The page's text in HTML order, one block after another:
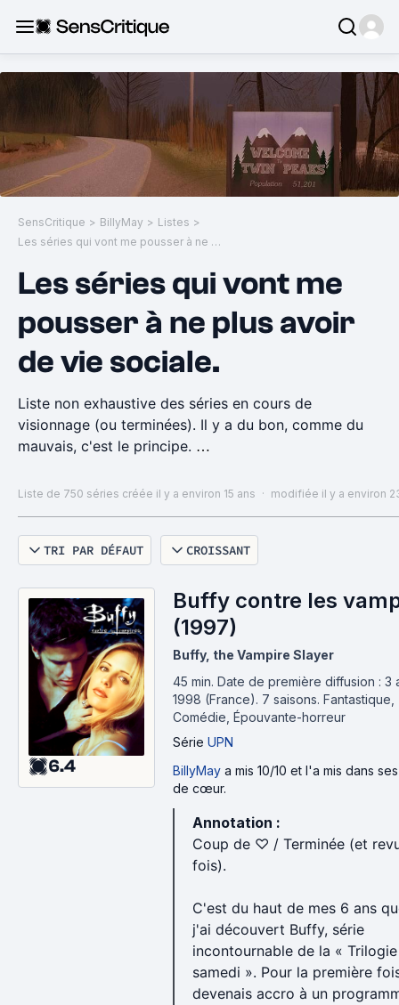
SensCritique > BillyMay > Listes >
Les séries qui vont me pousser à ne plus avoir de vie sociale.
Les séries qui vont me
pousser à ne plus avoir
de vie sociale.
Liste non exhaustive des séries en cours de
visionnage (ou terminées). Il y a du bon, comme du
mauvais, c'est le principe.
parfois vous sauver la vie. Surtout si elle vous
Liste de 750 séries créée il y a environ 15 ans · modifiée il y a environ
TRI PAR DÉFAUT CROISSANT
6.4
Buffy contre les
(1997)
Buffy, the Vampire Slayer
45 min. Date de première diffusion : 3
1998 (France). 7 saisons. Fantastique,
Comédie, Épouvante-horreur
Série UPN
BillyMay a mis 10/10 et l'a mis dans
de cœur.
Annotation :
Coup de ♡ / Terminée (et
fois).
C'est du haut de mes 6 ans
j'ai découvert Buffy, série
incontournable de la «
samedi ». Pour la première
devenais accro à un